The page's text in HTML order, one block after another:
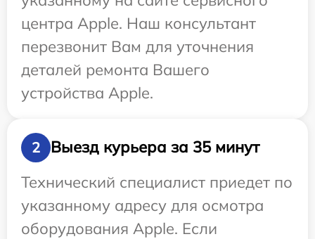
центра Apple. Наш консультант
перезвонит Вам для уточнения
деталей ремонта Вашего
устройства Apple.
2
Выезд курьера за 35 минут
Технический специалист приедет по
указанному адресу для осмотра
оборудования Apple. Если